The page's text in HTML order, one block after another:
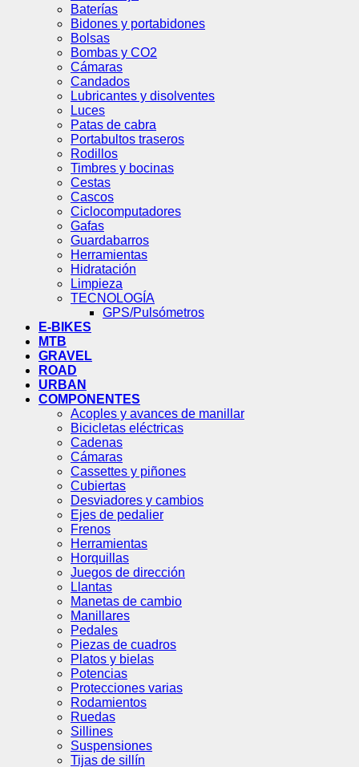
Baterías
Bidones y portabidones
Bolsas
Bombas y CO2
Cámaras
Candados
Lubricantes y disolventes
Luces
Patas de cabra
Portabultos traseros
Rodillos
Timbres y bocinas
Cestas
Cascos
Ciclocomputadores
Gafas
Guardabarros
Herramientas
Hidratación
Limpieza
TECNOLOGÍA
GPS/Pulsómetros
E-BIKES
MTB
GRAVEL
ROAD
URBAN
COMPONENTES
Acoples y avances de manillar
Bicicletas eléctricas
Cadenas
Cámaras
Cassettes y piñones
Cubiertas
Desviadores y cambios
Ejes de pedalier
Frenos
Herramientas
Horquillas
Juegos de dirección
Llantas
Manetas de cambio
Manillares
Pedales
Piezas de cuadros
Platos y bielas
Potencias
Protecciones varias
Rodamientos
Ruedas
Sillines
Suspensiones
Tijas de sillín